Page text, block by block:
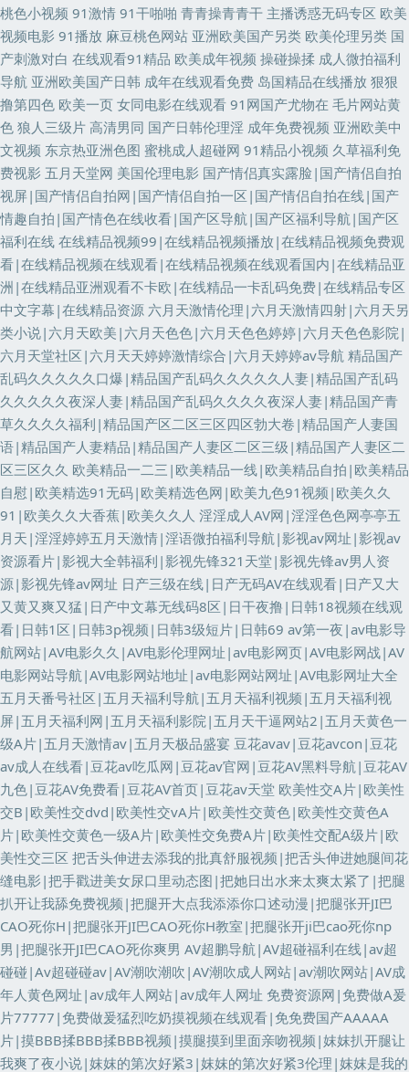
桃色小视频 91激情 91干啪啪 青青操青青干 主播诱惑无码专区 欧美
视频电影 91播放 麻豆桃色网站 亚洲欧美国产另类 欧美伦理另类 国
产刺激对白 在线观看91精品 欧美成年视频 操碰操揉 成人微拍福利
导航 亚洲欧美国产日韩 成年在线观看免费 岛国精品在线播放 狠狠
撸第四色 欧美一页 女同电影在线观看 91网国产尤物在 毛片网站黄
色 狼人三级片 高清男同 国产日韩伦理淫 成年免费视频 亚洲欧美中
文视频 东京热亚洲色图 蜜桃成人超碰网 91精品小视频 久草福利免
费视影 五月天堂网 美国伦理电影 国产情侣真实露脸|国产情侣自拍
视屏|国产情侣自拍网|国产情侣自拍一区|国产情侣自拍在线|国产
情趣自拍|国产情色在线收看|国产区导航|国产区福利导航|国产区
福利在线 在线精品视频99|在线精品视频播放|在线精品视频免费观
看|在线精品视频在线观看|在线精品视频在线观看国内|在线精品亚
洲|在线精品亚洲观看不卡欧|在线精品一卡乱码免费|在线精品专区
中文字幕|在线精品资源 六月天激情伦理|六月天激情四射|六月天另
类小说|六月天欧美|六月天色色|六月天色色婷婷|六月天色色影院|
六月天堂社区|六月天天婷婷激情综合|六月天婷婷av导航 精品国产
乱码久久久久久口爆|精品国产乱码久久久久久人妻|精品国产乱码
久久久久久夜深人妻|精品国产乱码久久久久夜深人妻|精品国产青
草久久久久福利|精品国产区二区三区四区勃大卷|精品国产人妻国
语|精品国产人妻精品|精品国产人妻区二区三级|精品国产人妻区二
区三区久久 欧美精品一二三|欧美精品一线|欧美精品自拍|欧美精品
自慰|欧美精选91无码|欧美精选色网|欧美九色91视频|欧美久久
91|欧美久久大香蕉|欧美久久人 淫淫成人AV网|淫淫色色网亭亭五
月天|淫淫婷婷五月天激情|淫语微拍福利导航|影视av网址|影视av
资源看片|影视大全韩福利|影视先锋321天堂|影视先锋av男人资
源|影视先锋av网址 日产三级在线|日产无码AV在线观看|日产又大
又黄又爽又猛|日产中文幕无线码8区|日干夜撸|日韩18视频在线观
看|日韩1区|日韩3p视频|日韩3级短片|日韩69 av第一夜|av电影导
航网站|AV电影久久|AV电影伦理网址|av电影网页|AV电影网战|AV
电影网站导航|AV电影网站地址|av电影网站网址|AV电影网址大全
五月天番号社区|五月天福利导航|五月天福利视频|五月天福利视
屏|五月天福利网|五月天福利影院|五月天干逼网站2|五月天黄色一
级A片|五月天激情av|五月天极品盛宴 豆花avav|豆花avcon|豆花
av成人在线看|豆花av吃瓜网|豆花av官网|豆花AV黑料导航|豆花AV
九色|豆花AV免费看|豆花AV首页|豆花av天堂 欧美性交A片|欧美性
交B|欧美性交dvd|欧美性交vA片|欧美性交黄色|欧美性交黄色A
片|欧美性交黄色一级A片|欧美性交免费A片|欧美性交配A级片|欧
美性交三区 把舌头伸进去添我的批真舒服视频|把舌头伸进她腿间花
缝电影|把手戳进美女尿口里动态图|把她日出水来太爽太紧了|把腿
扒开让我舔免费视频|把腿开大点我添添你口述动漫|把腿张开JI巴
CAO死你H|把腿张开JI巴CAO死你H教室|把腿张开ji巴cao死你np
男|把腿张开JI巴CAO死你爽男 AV超鹏导航|AV超碰福利在线|av超
碰碰|Av超碰碰av|AV潮吹潮吹|AV潮吹成人网站|av潮吹网站|AV成
年人黄色网址|av成年人网站|av成年人网址 免费资源网|免费做A爰
片77777|免费做爰猛烈吃奶摸视频在线观看|免免费国产AAAAA
片|摸BBB揉BBB揉BBB视频|摸腿摸到里面亲吻视频|妺妺扒开腿让
我爽了夜小说|妺妺的第次好紧3|妺妺的第次好紧3伦理|妺妺是我的